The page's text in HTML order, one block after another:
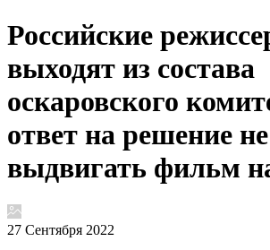
Российские
выходят из состава
оскаровского
ответ на решение не
выдвигать фильм
27 Сентября 2022